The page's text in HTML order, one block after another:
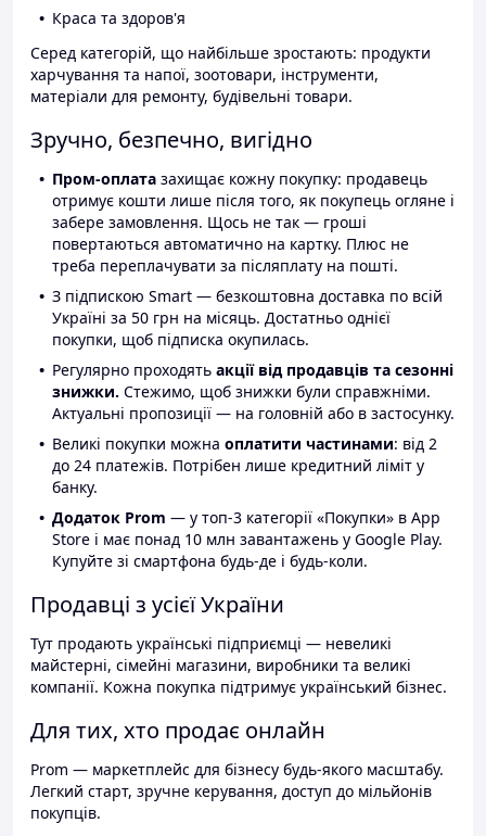
Краса та здоров'я
Серед категорій, що найбільше зростають: продукти
харчування та напої, зоотовари, інструменти,
матеріали для ремонту, будівельні товари.
Зручно, безпечно, вигідно
Пром-оплата захищає кожну покупку: продавець
отримує кошти лише після того, як покупець огляне і
забере замовлення. Щось не так — гроші
повертаються автоматично на картку. Плюс не
треба переплачувати за післяплату на пошті.
З підпискою Smart — безкоштовна доставка по всій
Україні за 50 грн на місяць. Достатньо однієї
покупки, щоб підписка окупилась.
Регулярно проходять акції від продавців та сезонні
знижки. Стежимо, щоб знижки були справжніми.
Актуальні пропозиції — на головній або в застосунку.
Великі покупки можна оплатити частинами: від 2
до 24 платежів. Потрібен лише кредитний ліміт у
банку.
Додаток Prom — у топ-3 категорії «Покупки» в App
Store і має понад 10 млн завантажень у Google Play.
Купуйте зі смартфона будь-де і будь-коли.
Продавці з усієї України
Тут продають українські підприємці — невеликі
майстерні, сімейні магазини, виробники та великі
компанії. Кожна покупка підтримує український бізнес.
Для тих, хто продає онлайн
Prom — маркетплейс для бізнесу будь-якого масштабу.
Легкий старт, зручне керування, доступ до мільйонів
покупців.